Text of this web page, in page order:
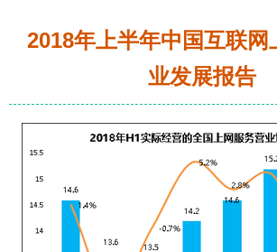
2018年上半年中国互联网
业发展报告